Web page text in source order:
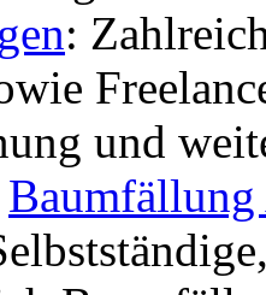
:
und
Baumfällung